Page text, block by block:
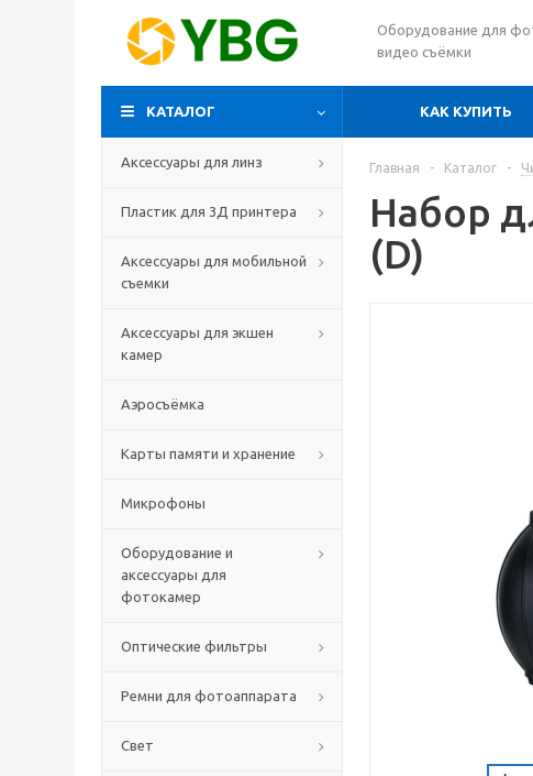
Оборудование для
видео съёмки
КАТАЛОГ КАК КУПИТЬ
Аксессуары для линз
Пластик для 3Д принтера
Аксессуары для мобильной
съемки
Аксессуары для экшен
камер
Аэросъёмка
Карты памяти и хранение
Микрофоны
Оборудование и
аксессуары для
фотокамер
Оптические фильтры
Ремни для фотоаппарата
Свет
Главная - Каталог -
Набор
(D)